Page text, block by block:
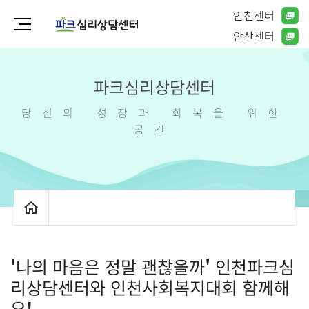
인천센터
안산센터
파크심리상담센터
당신의 성장과 회복을 위한
공간
'나의 마음은 정말 괜찮을까' 인천파크심
리상담센터와 인천사회복지대회 함께해